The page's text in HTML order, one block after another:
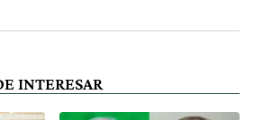
INTERESAR